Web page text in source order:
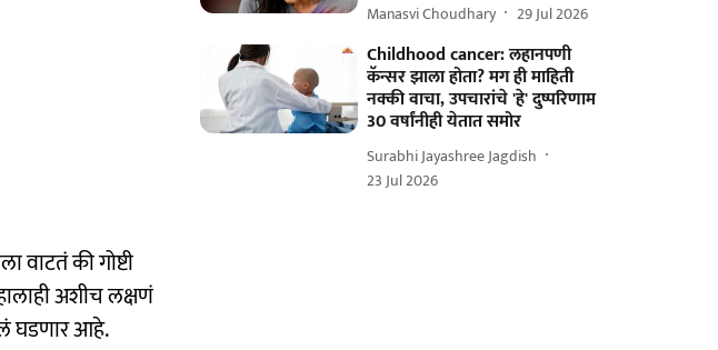
की गोष्टी
अशीच लक्षणं
घडणार आहे.
Manasvi Choudhary 29 Jul 2026
Childhood cancer: लहानपणी
कॅन्सर झाला होता? मग ही माहिती
नक्की वाचा, उपचारांचे 'हे' दुष्परिणाम
30 वर्षांनीही येतात समोर
Surabhi Jayashree Jagdish
23 Jul 2026